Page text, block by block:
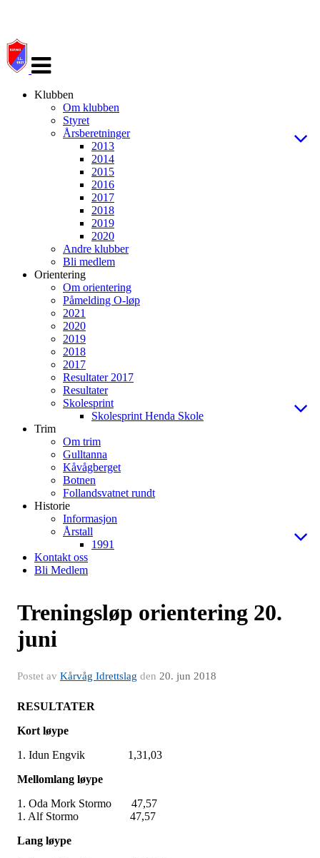
navigasjon
Klubben
Om klubben
Styret
Årsberetninger
2013
2014
2015
2016
2017
2018
2019
2020
Andre klubber
Bli medlem
Orientering
Om orientering
Påmelding O-løp
2021
2020
2019
2018
2017
Resultater 2017
Resultater
Skolesprint
Skolesprint Henda Skole
Trim
Om trim
Gulltanna
Kåvågberget
Botnen
Follandsvatnet rundt
Historie
Informasjon
Årstall
1991
Kontakt oss
Bli Medlem
Treningsløp orientering 20.
juni
Postet av Kårvåg Idrettslag den 20. jun 2018
RESULTATER
Kort løype
1. Idun Engvik 1,31,03
Mellomlang løype
1. Oda Mork Stormo 47,57
1. Alf Stormo 47,57
Lang løype